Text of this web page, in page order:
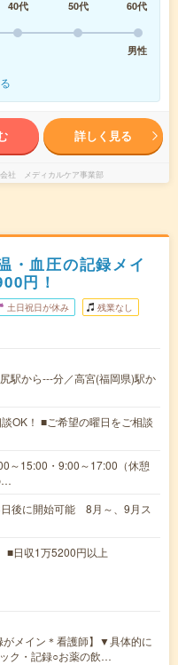
40代 50代
60代
男性
詳しく見る
社 メディカルケア事業部
血圧の記録メイ
円！
土日祝日が休み 残業なし
駅から---分／高宮(福岡県)駅か
OK！ ■ご希望の曜日をご相談
～15:00・9:00～17:00（休憩
…
後に開始可能 8月～、9月ス
日収1万5200円以上
がメイン＊看護師】▼具体的に
ク・記録○お薬の飲…